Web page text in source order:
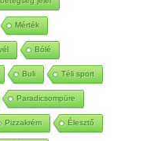
Mérték
Bólé
Buli Téli sport
Paradicsompüre
Pizzakrém Élesztő